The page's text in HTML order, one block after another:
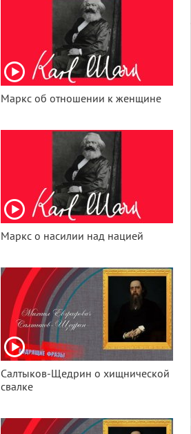
Маркс об отношении к женщине
Маркс о насилии над нацией
Салтыков-Щедрин о хищнической
свалке